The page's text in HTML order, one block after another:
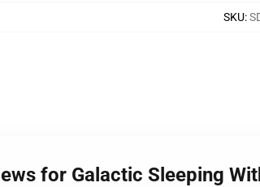
SKU:
for Galactic Sleeping